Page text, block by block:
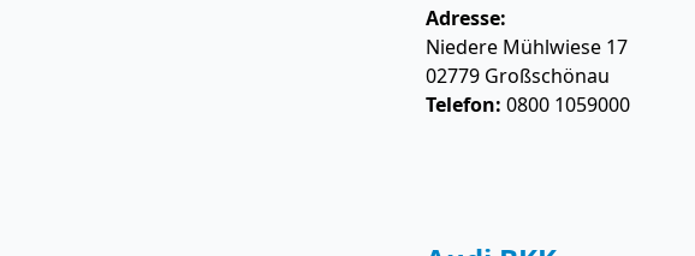
Adresse:
Niedere Mühlwiese 17
02779 Großschönau
Telefon: 0800 1059000